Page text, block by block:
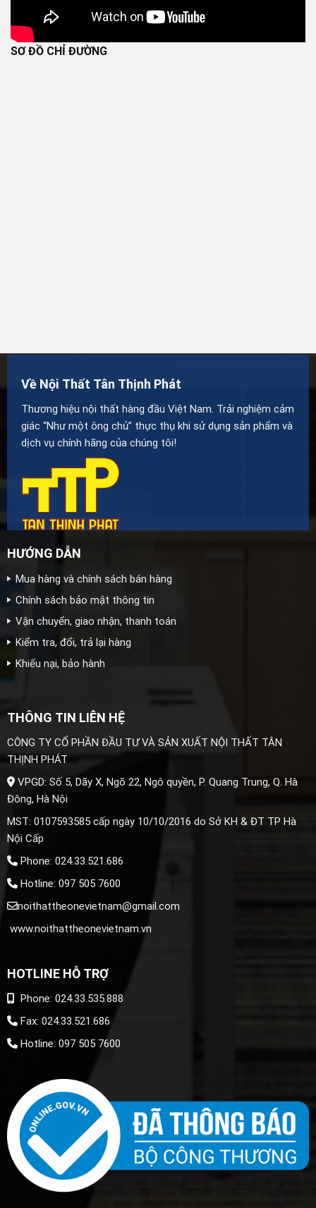
SƠ ĐỒ CHỈ ĐƯỜNG
Về Nội Thất Tân Thịnh Phát
Thương hiệu nội thất hàng đầu Việt Nam. Trải nghiệm cảm
giác “Như một ông chủ” thực thụ khi sử dụng sản phẩm và
dịch vụ chính hãng của chúng tôi!
HƯỚNG DẪN
Mua hàng và chính sách bán hàng
Chính sách bảo mật thông tin
Vận chuyển, giao nhận, thanh toán
Kiểm tra, đổi, trả lại hàng
Khiếu nại, bảo hành
THÔNG TIN LIÊN HỆ
CÔNG TY CỔ PHẦN ĐẦU TƯ VÀ SẢN XUẤT NỘI THẤT TÂN
THỊNH PHÁT
VPGD: Số 5, Dãy X, Ngõ 22, Ngô quyền, P. Quang Trung, Q. Hà
Đông, Hà Nội
MST: 0107593585 cấp ngày 10/10/2016 do Sở KH & ĐT TP Hà
Nội Cấp
Phone: 024.33.521.686
Hotline: 097 505 7600
noithattheonevietnam@gmail.com
www.noithattheonevietnam.vn
HOTLINE HỖ TRỢ
Phone: 024.33.535.888
Fax: 024.33.521.686
Hotline: 097 505 7600